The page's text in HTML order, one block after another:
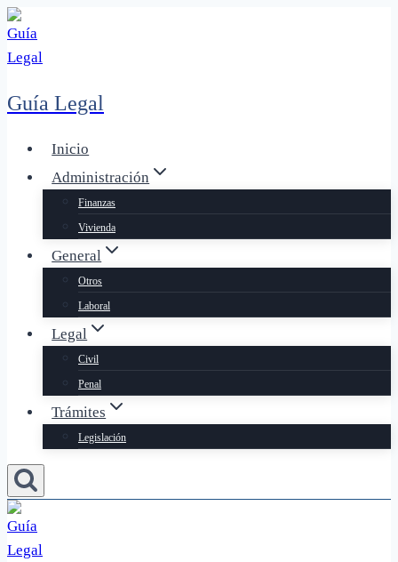
Saltar
al
contenido
Guía Legal
Inicio
Administración
Finanzas
Vivienda
General
Otros
Laboral
Legal
Civil
Penal
Trámites
Legislación